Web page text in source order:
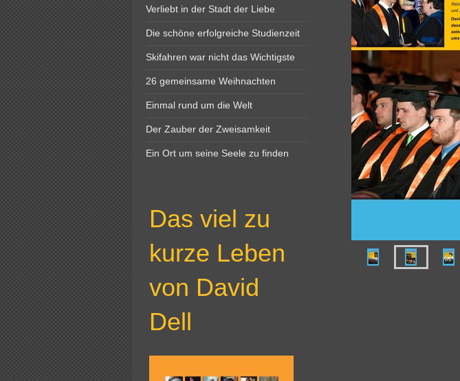
Verliebt in der Stadt der Liebe
Die schöne erfolgreiche Studienzeit
Skifahren war nicht das Wichtigste
26 gemeinsame Weihnachten
Einmal rund um die Welt
Der Zauber der Zweisamkeit
Ein Ort um seine Seele zu finden
Das viel zu
kurze Leben
von David
Dell